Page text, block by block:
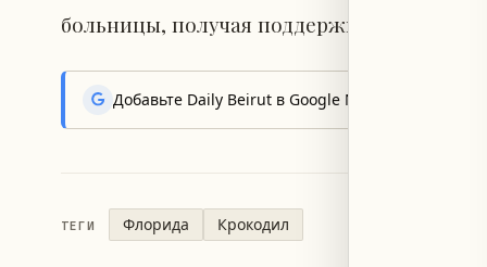
больницы, получая поддержку от семьи и
Добавьте Daily Beirut в Google News, чтобы
ТЕГИ Флорида Крокодил